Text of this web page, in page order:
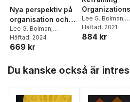
Nya perspektiv på
organisation och
ledarskap
Lee G. Bolman,
Terrence E. Deal
Häftad, 2024
669 kr
Organizations
Lee G. Bolman,
Terrence E. Deal
Häftad, 2021
884 kr
Du kanske också är